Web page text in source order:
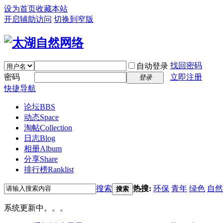
设为首页收藏本站
开启辅助访问 切换到窄版
自动登录 找回密码
密码
登录
立即注册
快捷导航
论坛BBS
动态Space
淘帖Collection
日志Blog
相册Album
分享Share
排行榜Ranklist
搜索 搜索 热搜: 环保 青年 绿色 自
系统更新中。。。